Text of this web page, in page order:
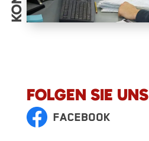
FOLGEN SIE UNS